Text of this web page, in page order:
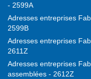
- 2599A
Adresses entreprises
2599B
Adresses entreprises
2611Z
Adresses entreprises
assemblées - 2612Z